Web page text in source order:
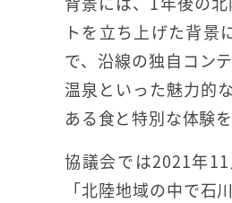
トを立ち上げた背景
で、沿線の独自コン
温泉といった魅力的
ある食と特別な体験
協議会では2021年
「北陸地域の中で